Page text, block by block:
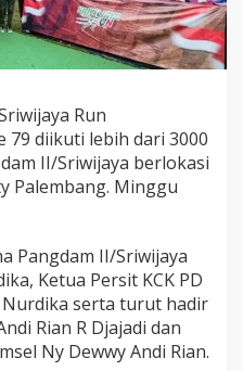
Run
79 diikuti lebih dari 3000
II/Sriwijaya berlokasi
Palembang. Minggu
Pangdam II/Sriwijaya
Ketua Persit KCK PD
Nurdika serta turut hadir
Rian R Djajadi dan
Ny Dewwy Andi Rian.